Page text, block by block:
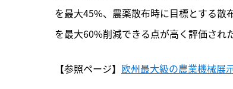
を最大45%、農薬散布時に目標とする散
を最大60%削減できる点が高く評価された
【参照ページ】 欧州最大級の農業機械展